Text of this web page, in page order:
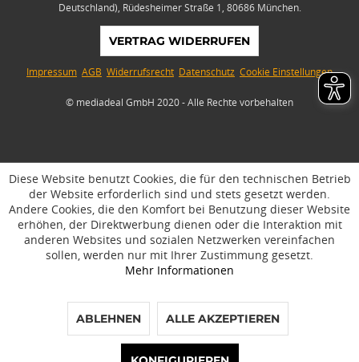
Deutschland), Rüdesheimer Straße 1, 80686 München.
VERTRAG WIDERRUFEN
Impressum AGB Widerrufsrecht Datenschutz Cookie Einstellungen
© mediadeal GmbH 2020 - Alle Rechte vorbehalten
Diese Website benutzt Cookies, die für den technischen Betrieb
der Website erforderlich sind und stets gesetzt werden.
Andere Cookies, die den Komfort bei Benutzung dieser Website
erhöhen, der Direktwerbung dienen oder die Interaktion mit
anderen Websites und sozialen Netzwerken vereinfachen
sollen, werden nur mit Ihrer Zustimmung gesetzt.
Mehr Informationen
ABLEHNEN ALLE AKZEPTIEREN